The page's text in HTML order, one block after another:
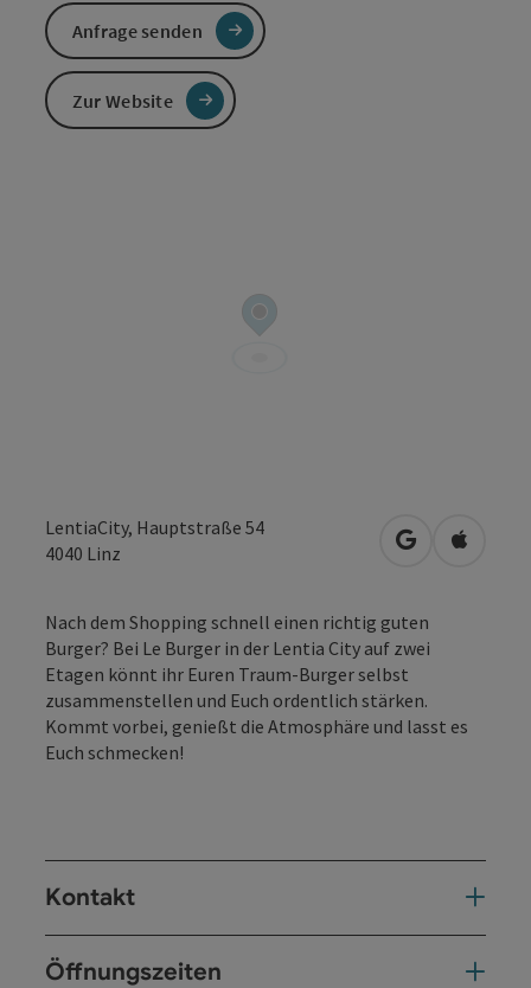
LentiaCity, Hauptstraße 54
4040 Linz in Google
in
Nach dem Shopping schnell einen richtig guten
Burger? Bei Le Burger in der Lentia City auf zwei
Etagen könnt ihr Euren Traum-Burger selbst
zusammenstellen und Euch ordentlich stärken.
Kommt vorbei, genießt die Atmosphäre und lasst es
Euch schmecken!
Kontakt
Öffnungszeiten
Anfrage senden
Zur Website